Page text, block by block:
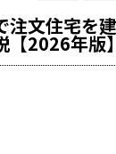
注文住宅を
【2026年版】